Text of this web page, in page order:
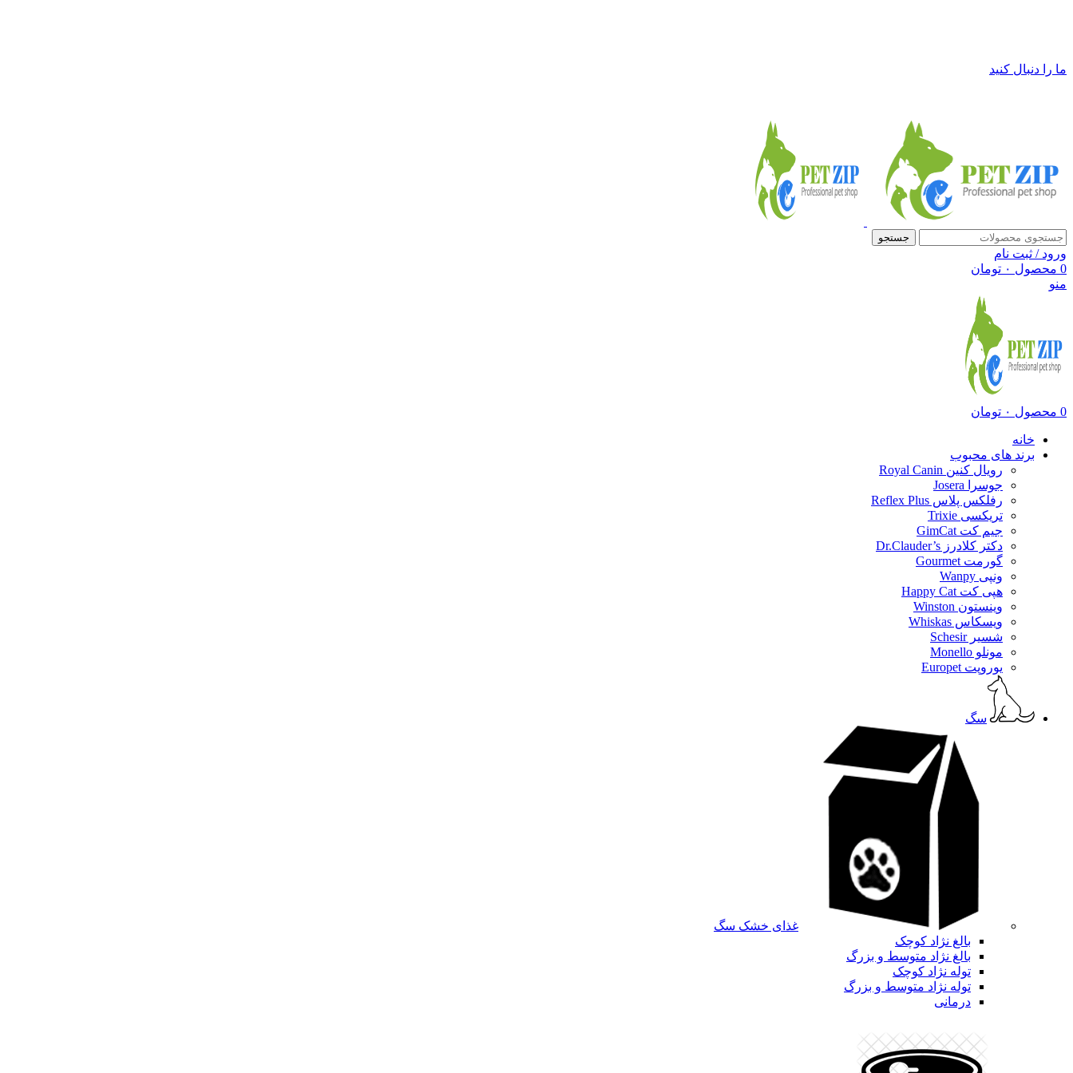
ما را دنبال کنید
جستجو
ورود / ثبت نام
0 محصول ۰ تومان
منو
0 محصول ۰ تومان
خانه
برند های محبوب
رویال کنین Royal Canin
جوسرا Josera
رفلکس پلاس Reflex Plus
تریکسی Trixie
جیم کت GimCat
دکتر کلادرز Dr.Clauder’s
گورمت Gourmet
ونپی Wanpy
هپی کت Happy Cat
وینستون Winston
ویسکاس Whiskas
شسیر Schesir
مونلو Monello
یوروپت Europet
سگ
غذای خشک سگ
بالغ نژاد کوچک
بالغ نژاد متوسط و بزرگ
توله نژاد کوچک
توله نژاد متوسط و بزرگ
درمانی